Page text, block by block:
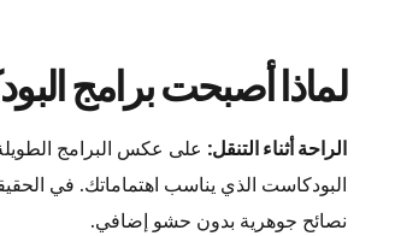
لماذا أصبحت برامج
الراحة أثناء التنقل: على عكس البرامج
البودكاست الذي يناسب اهتماماتك. في
نصائح جوهرية بدون حشو إضافي.